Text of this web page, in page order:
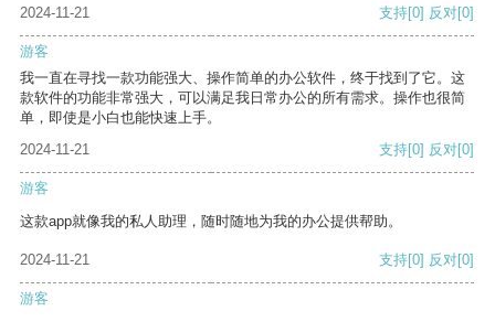
2024-11-21 支持[0] 反对[0]
游客
我一直在寻找一款功能强大、操作简单的办公软件，终于找到了它。这
款软件的功能非常强大，可以满足我日常办公的所有需求。操作也很简
单，即使是小白也能快速上手。
2024-11-21
支持[0] 反对[0]
游客
这款app就像我的私人助理，随时随地为我的办公提供帮助。
2024-11-21 支持[0] 反对[0]
游客